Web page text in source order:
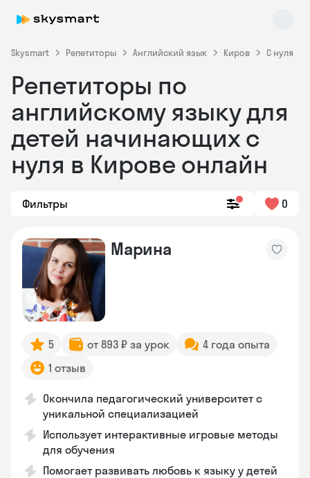
Skysmart Репетиторы Английский язык Киров С нуля
Репетиторы по
английскому языку для
детей начинающих с
нуля в Кирове онлайн
Фильтры 0
Марина
5 от 893 ₽ за урок
4 года опыта
1 отзыв
Окончила педагогический университет с
уникальной специализацией
Использует интерактивные игровые методы
для обучения
Помогает развивать любовь к языку у детей